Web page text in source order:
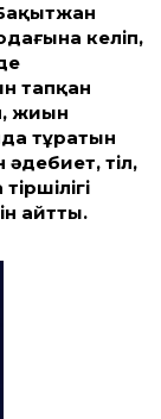
келіп,
тапқан
жиын
тұратын
тіл,
айтты.